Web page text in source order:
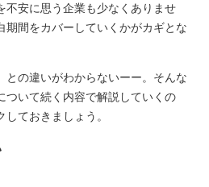
不安に思う企業も少なくありませ
期間をカバーしていくかがカギとな
との違いがわからないーー。そんな
ついて続く内容で解説していくの
ておきましょう。